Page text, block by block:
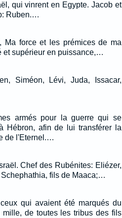
qui vinrent en Egypte. Jacob et
Ruben.…
Ma force et les prémices de ma
et supérieur en puissance,…
Siméon, Lévi, Juda, Issacar,
armés pour la guerre qui se
Hébron, afin de lui transférer la
de l'Eternel.…
Chef des Rubénites: Eliézer,
fils de Maaca;…
qui avaient été marqués du
mille, de toutes les tribus des fils